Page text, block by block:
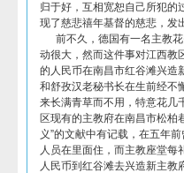
归于好，互相宽恕自己所犯的
现了慈悲禧年基督的慈悲，发
前不久，德国有一名主教花
动很大，然而这件事对江西教
的人民币在南昌市红谷滩兴造
和舒孜汉老秘书长在生前经不
来长满青草而不用，特意花几
区现有的主教府在南昌市松柏
义”的文献中有记载，在五年
人员在里面住，而主教座堂
人民币到红谷滩去兴造新主教